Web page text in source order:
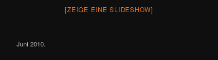
[ZEIGE EINE SLIDESHOW]
Juni 2010.